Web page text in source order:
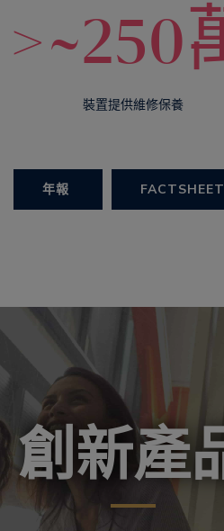
>~250
裝置提供維修保養
年報 FACTSHEET
創新產